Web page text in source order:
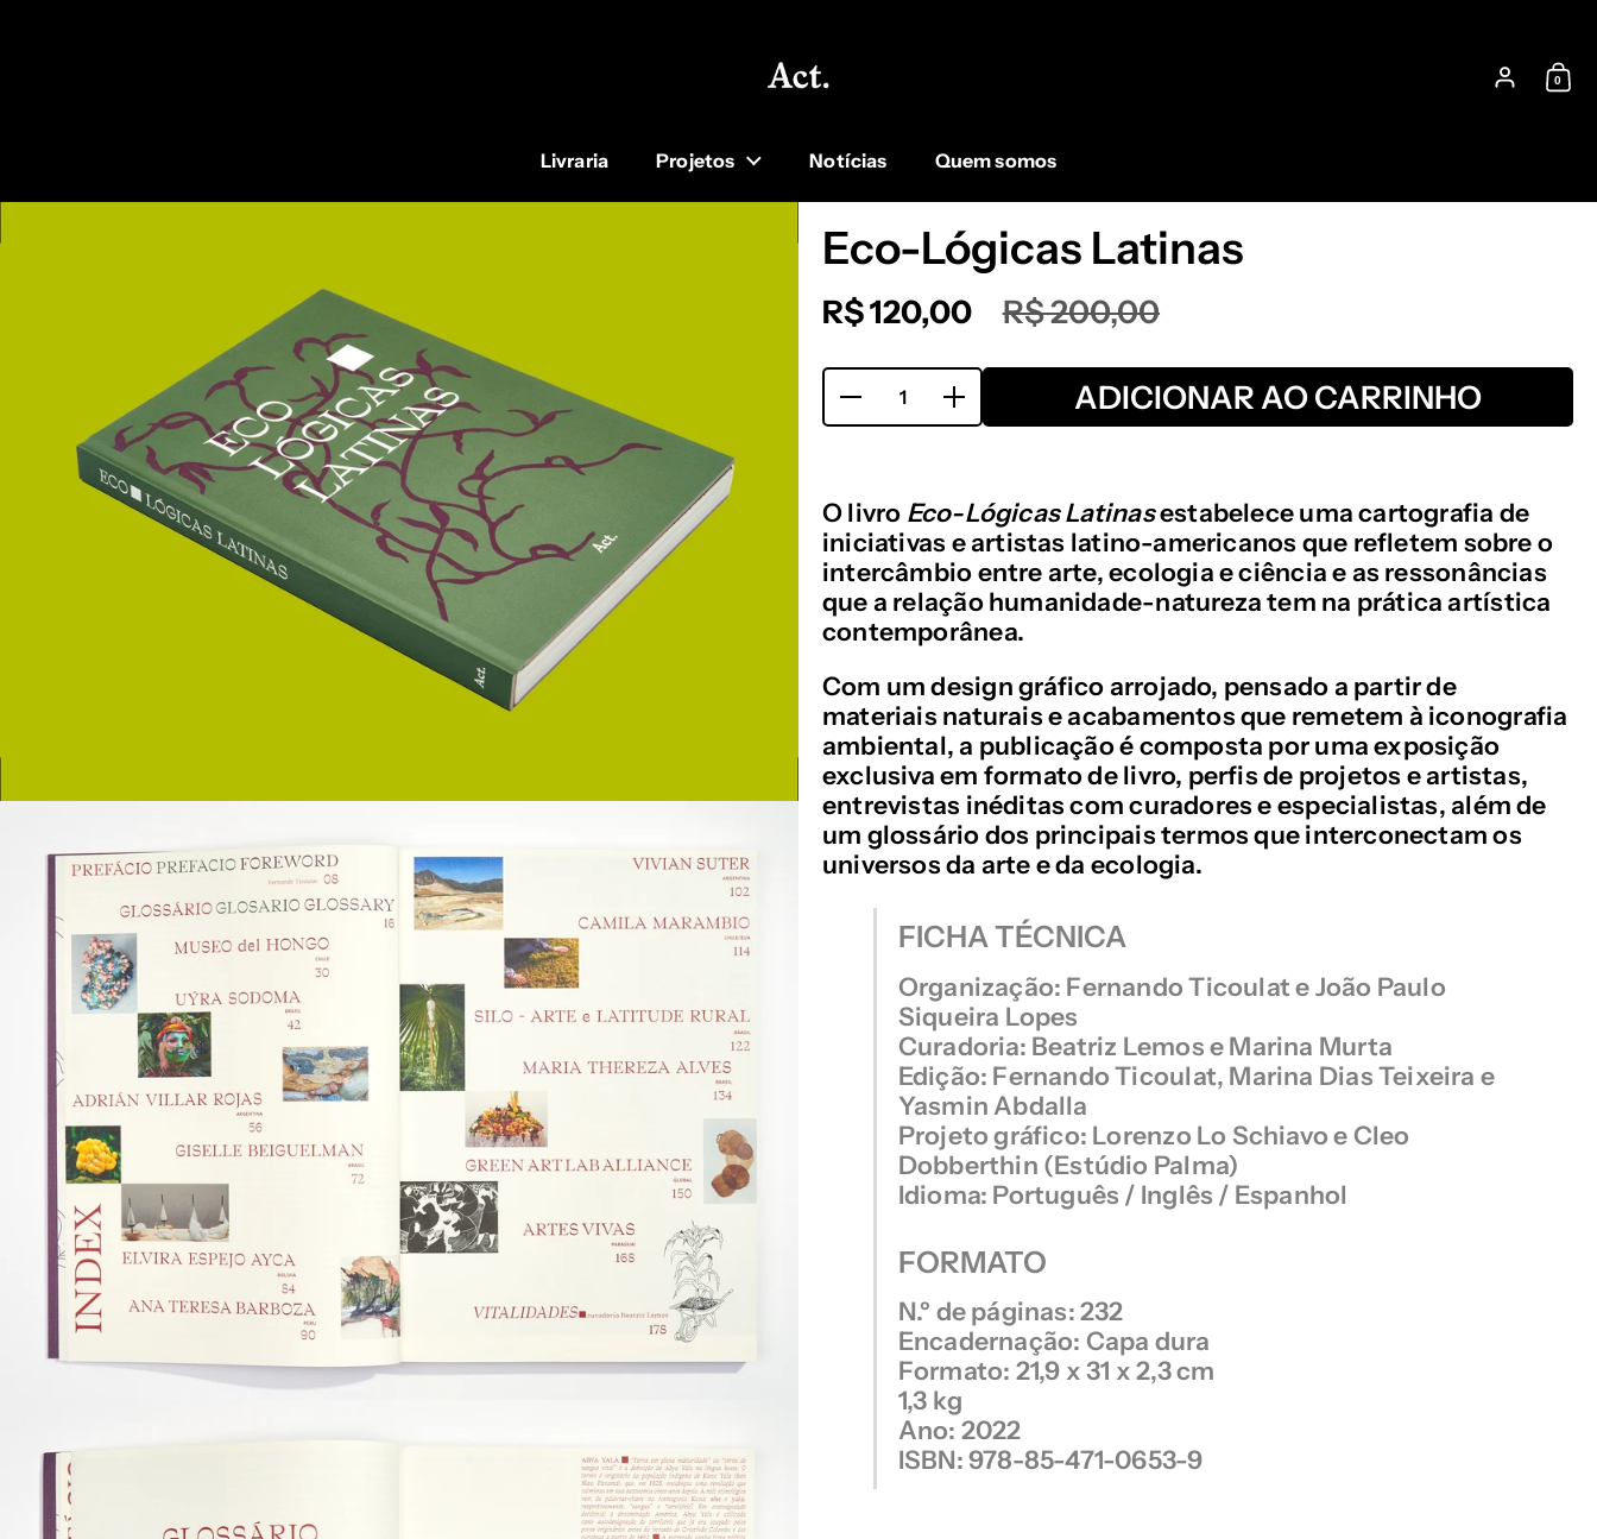
Conta
0
Livraria Projetos Notícias Quem somos
Eco-Lógicas Latinas
R$ 120,00 R$ 200,00
Quantidade ADICIONAR AO CARRINHO
O livro Eco-Lógicas Latinasestabelece uma cartografia de
iniciativas e artistas latino-americanos que refletem sobre o
intercâmbio entre arte, ecologia e ciênciae as ressonâncias
que a relação humanidade-natureza tem na prática artística
contemporânea.
Com um design gráfico arrojado, pensado a partir de
materiais naturais e acabamentos que remetem à iconografia
ambiental, a publicação é composta por uma exposição
exclusiva em formato de livro, perfis de projetos e artistas,
entrevistas inéditas com curadores e especialistas, além de
um glossário dos principais termos que interconectam os
universos da arte e da ecologia.
FICHA TÉCNICA
Organização: Fernando Ticoulat e João Paulo
Siqueira Lopes
Curadoria: Beatriz Lemos e Marina Murta
Edição: Fernando Ticoulat, Marina Dias Teixeira e
Yasmin Abdalla
Projeto gráfico: Lorenzo Lo Schiavo e Cleo
Dobberthin (Estúdio Palma)
Idioma: Português / Inglês / Espanhol
FORMATO
N.º de páginas: 232
Encadernação: Capa dura
Formato: 21,9 x 31 x 2,3 cm
1,3 kg
Ano: 2022
ISBN: 978-85-471-0653-9